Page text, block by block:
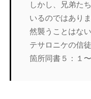
しかし、兄弟た
いるのではあり
然襲うことはない
テサロニケの信
箇所同書５：１〜